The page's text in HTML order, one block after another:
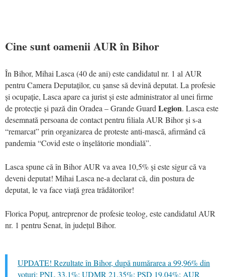
Cine sunt oamenii AUR în Bihor
În Bihor, Mihai Lasca (40 de ani) este candidatul nr. 1 al AUR
pentru Camera Deputaților, cu șanse să devină deputat. La profesie
și ocupație, Lasca apare ca jurist și este administrator al unei firme
de protecție și pază din Oradea – Grande Guard Legion. Lasca este
desemnată persoana de contact pentru filiala AUR Bihor și s-a
“remarcat” prin organizarea de proteste anti-mască, afirmând că
pandemia “Covid este o înșelătorie mondială”.
Lasca spune că în Bihor AUR va avea 10,5% și este sigur că va
deveni deputat! Mihai Lasca ne-a declarat că, din postura de
deputat, le va face viață grea trădătorilor!
Florica Popuț, antreprenor de profesie teolog, este candidatul AUR
nr. 1 pentru Senat, în județul Bihor.
UPDATE! Rezultate în Bihor, după numărarea a 99,96% din
voturi: PNL 33,1%; UDMR 21,35%; PSD 19,04%; AUR